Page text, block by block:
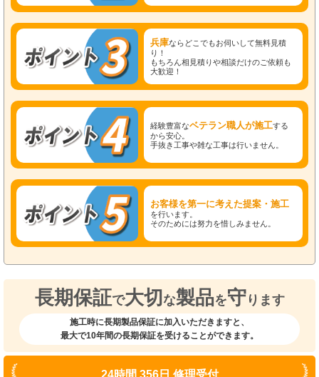
兵庫ならどこでもお伺いして無料見積
り！
もちろん相見積りや相談だけのご依頼も
大歓迎！
経験豊富なベテラン職人が施工する
から安心。
手抜き工事や雑な工事は行いません。
お客様を第一に考えた提案・施工
を行います。
そのためには努力を惜しみません。
長期保証で大切 な製品を守 ります
施工時に長期製品保証に加入いただきますと、
最大で10年間の長期保証を受けることができます。
24時間 356日 修理受付